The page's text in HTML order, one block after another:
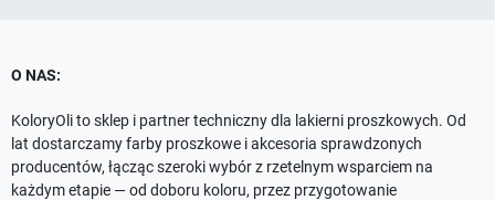
O NAS:
KoloryOli to sklep i partner techniczny dla lakierni proszkowych. Od
lat dostarczamy farby proszkowe i akcesoria sprawdzonych
producentów, łącząc szeroki wybór z rzetelnym wsparciem na
każdym etapie — od doboru koloru, przez przygotowanie